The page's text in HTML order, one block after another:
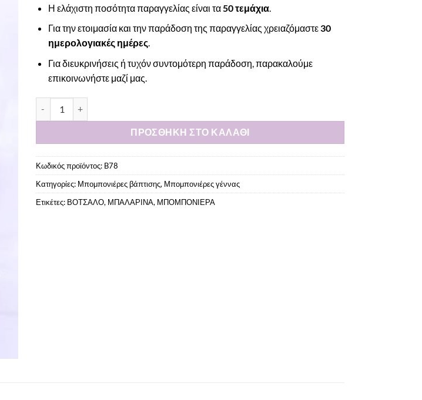
Η ελάχιστη ποσότητα παραγγελίας είναι τα 50 τεμάχια.
Για την ετοιμασία και την παράδοση της παραγγελίας χρειαζόμαστε30
ημερολογιακές ημέρες.
Για διευκρινήσεις ή τυχόν συντομότερη παράδοση, παρακαλούμε
επικοινωνήστε μαζί μας.
ΠΡΟΣΘΉΚΗ ΣΤΟ ΚΑΛΆΘΙ
Κωδικός προϊόντος: B78
Κατηγορίες: Μπομπονιέρες βάπτισης, Μπομπονιέρες γέννας
Ετικέτες: ΒΟΤΣΑΛΟ, ΜΠΑΛΑΡΙΝΑ, ΜΠΟΜΠΟΝΙΕΡΑ